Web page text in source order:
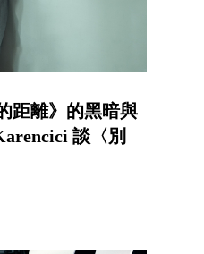
距離》的黑暗與
談〈別